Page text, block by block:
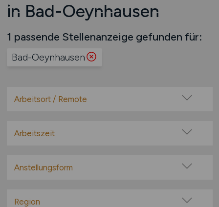
in Bad-Oeynhausen
1 passende Stellenanzeige gefunden für:
Bad-Oeynhausen
Arbeitsort / Remote
Home-Office möglich / Hybrid
Remote aus dem Ausland möglich
Arbeitszeit
Teilzeit
Anstellungsform
befristete Anstellung
Region